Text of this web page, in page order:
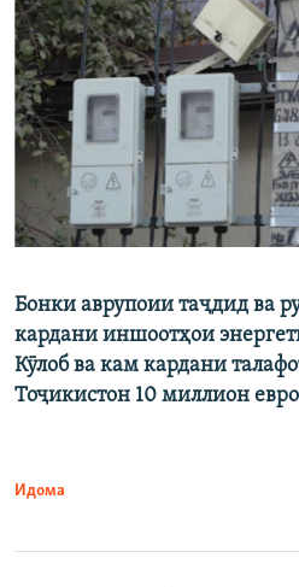
Бонки аврупоии таҷдид ва
кардани иншоотҳои
Кӯлоб ва кам кардани
Тоҷикистон 10 миллион
Идома